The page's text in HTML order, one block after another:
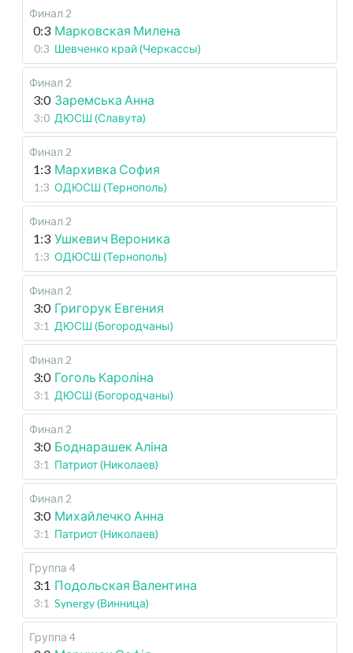
Финал 2
0:3 Марковская Милена
0:3 Шевченко край (Черкассы)
Финал 2
3:0 Заремська Анна
3:0 ДЮСШ (Славута)
Финал 2
1:3 Мархивка София
1:3 ОДЮСШ (Тернополь)
Финал 2
1:3 Ушкевич Вероника
1:3 ОДЮСШ (Тернополь)
Финал 2
3:0 Григорук Евгения
3:1 ДЮСШ (Богородчаны)
Финал 2
3:0 Гоголь Кароліна
3:1 ДЮСШ (Богородчаны)
Финал 2
3:0 Боднарашек Аліна
3:1 Патриот (Николаев)
Финал 2
3:0 Михайлечко Анна
3:1 Патриот (Николаев)
Группа 4
3:1 Подольская Валентина
3:1 Synergy (Винница)
Группа 4